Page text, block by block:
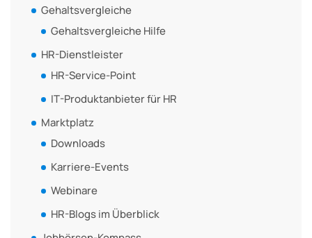
Gehaltsvergleiche
Gehaltsvergleiche Hilfe
HR-Dienstleister
HR-Service-Point
IT-Produktanbieter für HR
Marktplatz
Downloads
Karriere-Events
Webinare
HR-Blogs im Überblick